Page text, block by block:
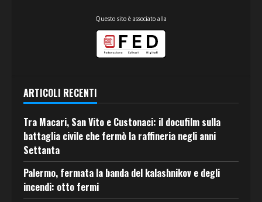
Questo sito è associato alla
ARTICOLI RECENTI
Tra Macari, San Vito e Custonaci: il docufilm sulla
battaglia civile che fermò la raffineria negli anni
Settanta
Palermo, fermata la banda del kalashnikov e degli
incendi: otto fermi